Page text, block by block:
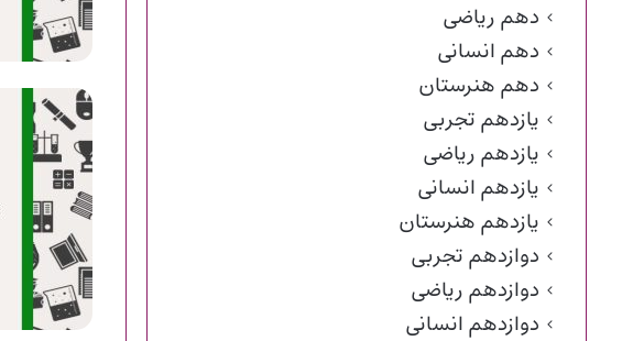
دهم ریاضی
دهم انسانی
دهم هنرستان
یازدهم تجربی
یازدهم ریاضی
یازدهم انسانی
یازدهم هنرستان
دوازدهم تجربی
دوازدهم ریاضی
دوازدهم انسانی